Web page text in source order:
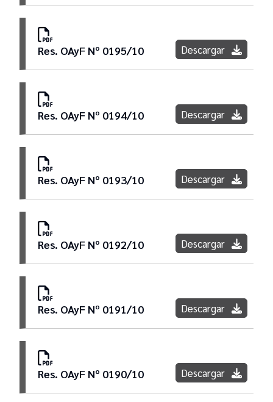
Res. OAyF Nº 0195/10 Descargar
Res. OAyF Nº 0194/10 Descargar
Res. OAyF Nº 0193/10 Descargar
Res. OAyF Nº 0192/10 Descargar
Res. OAyF Nº 0191/10 Descargar
Res. OAyF Nº 0190/10 Descargar